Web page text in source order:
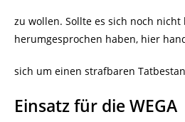
zu wollen. Sollte es sich noch nicht
herumgesprochen haben, hier
sich um einen strafbaren
Einsatz für die WEGA